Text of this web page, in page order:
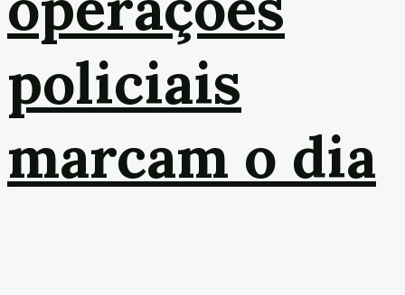
policiais
marcam o dia